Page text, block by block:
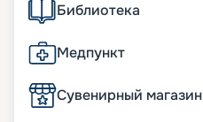
Библиотека
Медпункт
Сувенирный магазин